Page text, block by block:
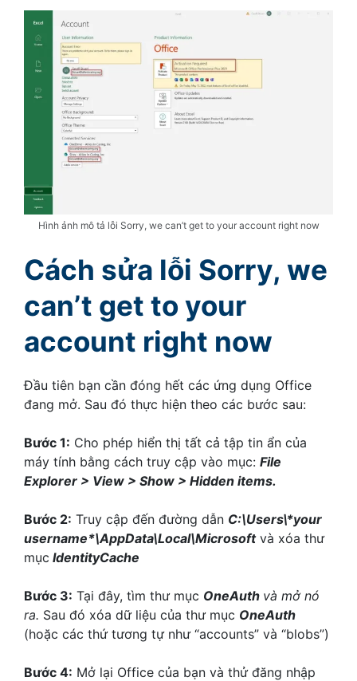
Hình ảnh mô tả lỗi Sorry, we can’t get to your account right now
Cách sửa lỗi Sorry, we
can’t get to your
account right now
Đầu tiên bạn cần đóng hết các ứng dụng Office
đang mở. Sau đó thực hiện theo các bước sau:
Bước 1: Cho phép hiển thị tất cả tập tin ẩn của
máy tính bằng cách truy cập vào mục: File
Explorer > View > Show > Hidden items.
Bước 2: Truy cập đến đường dẫn C:\Users\*your
username*\AppData\Local\Microsoftvà xóa thư
mục IdentityCache
Bước 3: Tại đây, tìm thư mục OneAuth và mở nó
ra. Sau đó xóa dữ liệu của thư mục OneAuth
(hoặc các thứ tương tự như “accounts” và “blobs”)
Bước 4: Mở lại Office của bạn và thử đăng nhập